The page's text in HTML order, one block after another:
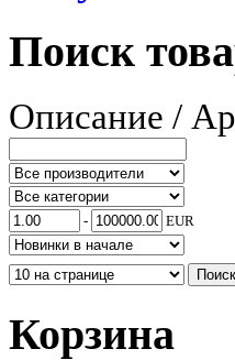
Поиск
Описание /
- EUR
Корзина